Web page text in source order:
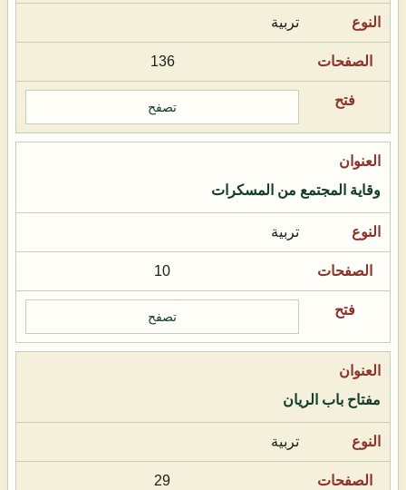
تربية
136
تصفح
وقاية المجتمع من المسكرات
تربية
10
تصفح
مفتاح باب الريان
تربية
29